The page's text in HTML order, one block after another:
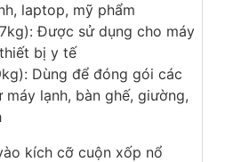
laptop, mỹ phẩm
Được sử dụng cho máy
bị y tế
Dùng để đóng gói các
máy lạnh, bàn ghế, giường,